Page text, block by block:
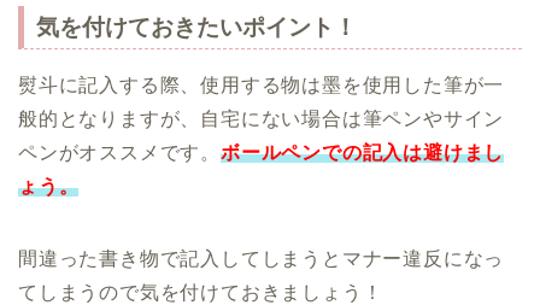
気を付けておきたいポイント！
熨斗に記入する際、使用する物は墨を使用した筆が一
般的となりますが、自宅にない場合は筆ペンやサイン
ペンがオススメです。ボールペンでの記入は避けまし
ょう。
間違った書き物で記入してしまうとマナー違反になっ
てしまうので気を付けておきましょう！